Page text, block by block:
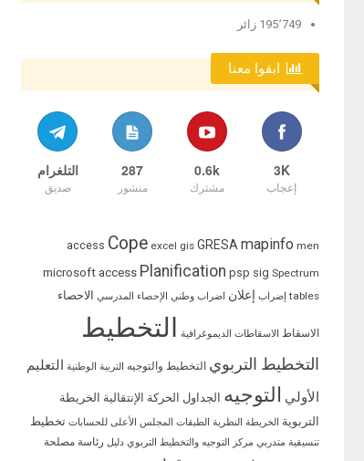
195٬749 زائر
ابقوا معنا
3K
إعجاب
0.6k
مشترك
287
منشور
التلغرام
صديق
access Cope excel gis GRESA mapinfo men
microsoft access Planification psp sig Spectrum
tables إضراب إعلان اضراب وطني الإحصاء المدرسي الاحصاء
الاسقاط الاسقاطات الديموغرافية التخطيط
التخطيط التربوي التخطيط والتوجيه التربية الوطنية
التعليم
الأولي التوجيه الجداول الحركة الإنتقالية الخريطة
التربوية الخريطة النظرية الطبقات المجلس الأعلى للحسابات تخطيط
تنسيقية متدربي مركز التوجيه والتخطيط التربوي دليل رئاسة مصلحة